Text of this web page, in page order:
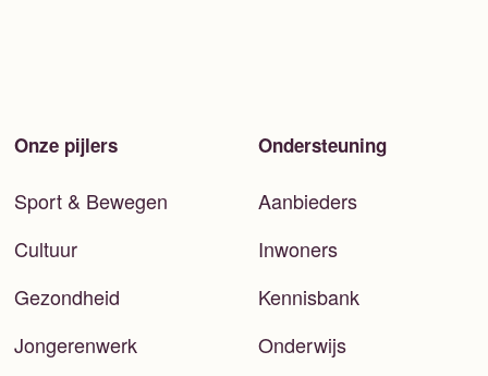
Onze pijlers
Sport & Bewegen
Cultuur
Gezondheid
Jongerenwerk
Ondersteuning
Aanbieders
Inwoners
Kennisbank
Onderwijs